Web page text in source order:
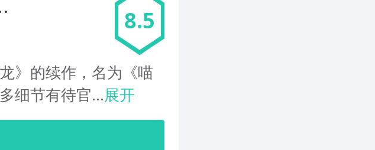
8.5
》的续作，名为《喵
细节有待官...展开